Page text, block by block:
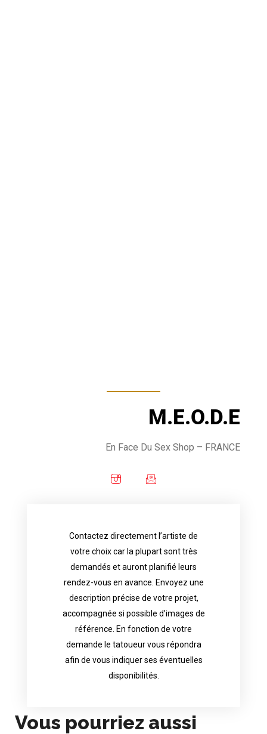
M.E.O.D.E
En Face Du Sex Shop – FRANCE
Contactez directement l’artiste de
votre choix car la plupart sont très
demandés et auront planifié leurs
rendez-vous en avance. Envoyez une
description précise de votre projet,
accompagnée si possible d’images de
référence. En fonction de votre
demande le tatoueur vous répondra
afin de vous indiquer ses éventuelles
disponibilités.
Contact directly the artist of your
choice because most are in great
appointments in advance. Send an
accurate description of your project, if
possible attached with reference
images. Depending your request, the
tattoo artist will answer to tell you his
Vous pourriez aussi